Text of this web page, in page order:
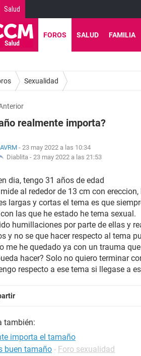
Salud
FOROS SALUD FAMILIA
Sexualidad
realmente importa?
- 23 may 2022 a las 10:34
Diablita - 23 may 2022 a las 21:53
dia, tengo 31 años de edad
al rededor de 13 cm con
largas y cortas el tema es que
las que he estado he tema sexual.
humillaciones por parte de ellas y
y no se que hacer respecto al tema
me he quedado ya con un trauma
hacer? Solo no quiero terminar
respecto a ese tema si llegase a
también:
importa el tamaño
buen tamaño - Foro sexualidad